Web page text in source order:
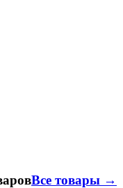
Все товары →